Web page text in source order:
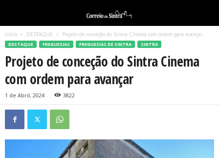
Início DESTAQUE Projeto de conceção do Sintra Cinema com ordem para avançar
DESTAQUE FREGUESIAS FREGUESIAS DE SINTRA SINTRA
Projeto de conceção do Sintra Cinema
com ordem para avançar
1 de Abril, 2024 3822